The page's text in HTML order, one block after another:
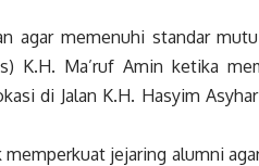
agar memenuhi standar
) K.H. Ma’ruf Amin ketika
di Jalan K.H. Hasyim
jejaring alumni